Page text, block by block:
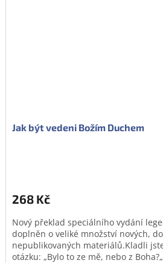
Jak být vedeni Božím Duchem
268 Kč
Nový překlad speciálního vydání
doplněn o veliké množství nových,
nepublikovaných materiálů.Kladli
otázku: „Bylo to ze mě, nebo z